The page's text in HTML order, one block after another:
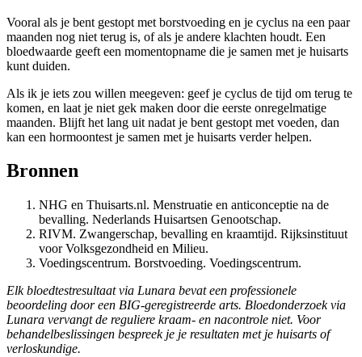
Vooral als je bent gestopt met borstvoeding en je cyclus na een paar
maanden nog niet terug is, of als je andere klachten houdt. Een
bloedwaarde geeft een momentopname die je samen met je huisarts
kunt duiden.
Als ik je iets zou willen meegeven: geef je cyclus de tijd om terug te
komen, en laat je niet gek maken door die eerste onregelmatige
maanden. Blijft het lang uit nadat je bent gestopt met voeden, dan
kan een hormoontest je samen met je huisarts verder helpen.
Bronnen
NHG en Thuisarts.nl. Menstruatie en anticonceptie na de
bevalling. Nederlands Huisartsen Genootschap.
RIVM. Zwangerschap, bevalling en kraamtijd. Rijksinstituut
voor Volksgezondheid en Milieu.
Voedingscentrum. Borstvoeding. Voedingscentrum.
Elk bloedtestresultaat via Lunara bevat een professionele
beoordeling door een BIG-geregistreerde arts. Bloedonderzoek via
Lunara vervangt de reguliere kraam- en nacontrole niet. Voor
behandelbeslissingen bespreek je je resultaten met je huisarts of
verloskundige.